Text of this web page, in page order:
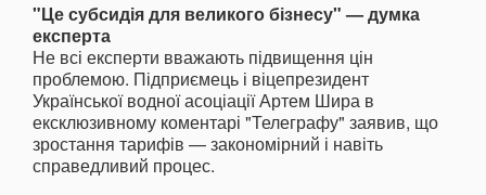
"Це субсидія для великого бізнесу" — думка
експерта
Не всі експерти вважають підвищення цін
проблемою. Підприємець і віцепрезидент
Української водної асоціації Артем Шира в
ексклюзивному коментарі "Телеграфу" заявив, що
зростання тарифів — закономірний і навіть
справедливий процес.